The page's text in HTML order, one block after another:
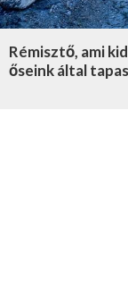
Rémisztő, ami
őseink által